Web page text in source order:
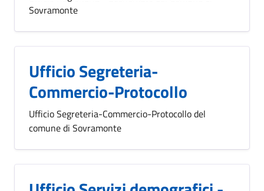
Sovramonte
Ufficio Segreteria-
Commercio-Protocollo
Ufficio Segreteria-Commercio-Protocollo del
comune di Sovramonte